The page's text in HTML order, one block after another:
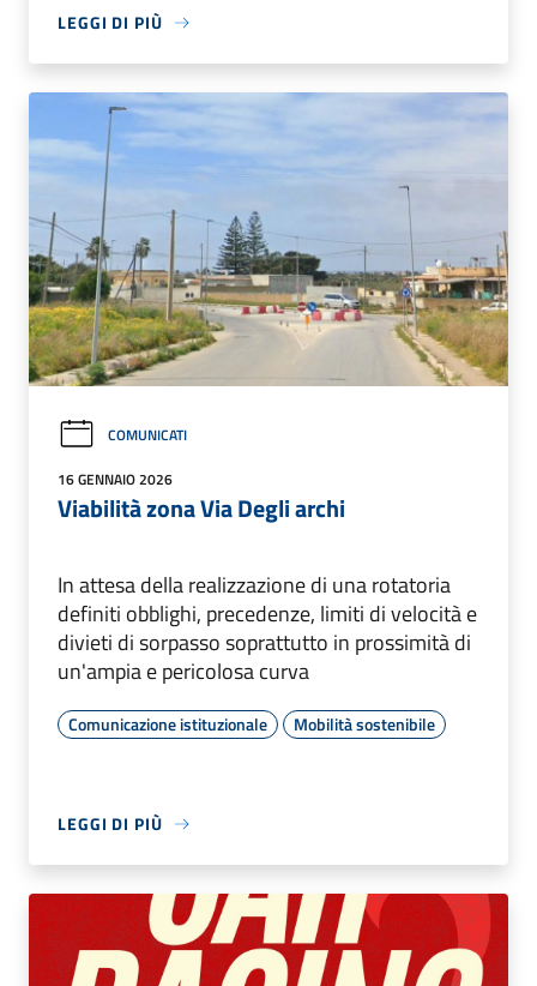
LEGGI DI PIÙ
COMUNICATI
16 GENNAIO 2026
Viabilità zona Via Degli archi
In attesa della realizzazione di una rotatoria
definiti obblighi, precedenze, limiti di velocità e
divieti di sorpasso soprattutto in prossimità di
un'ampia e pericolosa curva
Comunicazione istituzionale Mobilità sostenibile
LEGGI DI PIÙ